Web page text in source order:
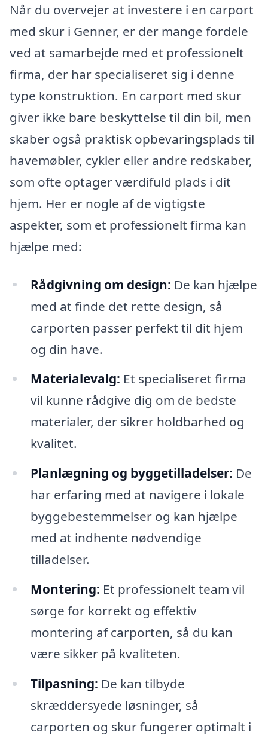
Når du overvejer at investere i en carport
med skur i Genner, er der mange fordele
ved at samarbejde med et professionelt
firma, der har specialiseret sig i denne
type konstruktion. En carport med skur
giver ikke bare beskyttelse til din bil, men
skaber også praktisk opbevaringsplads til
havemøbler, cykler eller andre redskaber,
som ofte optager værdifuld plads i dit
hjem. Her er nogle af de vigtigste
aspekter, som et professionelt firma kan
hjælpe med:
Rådgivning om design: De kan hjælpe
med at finde det rette design, så
carporten passer perfekt til dit hjem
og din have.
Materialevalg: Et specialiseret firma
vil kunne rådgive dig om de bedste
materialer, der sikrer holdbarhed og
kvalitet.
Planlægning og byggetilladelser: De
har erfaring med at navigere i lokale
byggebestemmelser og kan hjælpe
med at indhente nødvendige
tilladelser.
Montering: Et professionelt team vil
sørge for korrekt og effektiv
montering af carporten, så du kan
være sikker på kvaliteten.
Tilpasning: De kan tilbyde
skræddersyede løsninger, så
carporten og skur fungerer optimalt i